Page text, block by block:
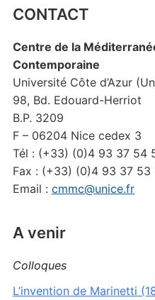
CONTACT
Centre de la
Contemporaine
Université Côte d’Azur
98, Bd. Edouard-Herriot
B.P. 3209
F – 06204 Nice cedex 3
Tél : (+33) (0)4 93 37 54
Fax : (+33) (0)4 93 37 53
Email : cmmc@unice.fr
A venir
Colloques
L’invention de Marinetti